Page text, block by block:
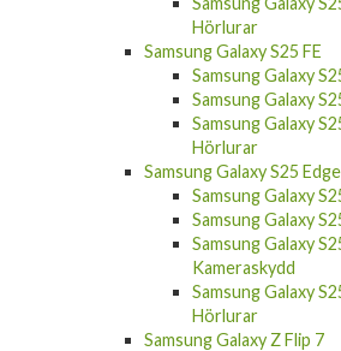
Hörlurar
Samsung Galaxy S25 FE
Samsung Galaxy
Samsung Galaxy
Samsung Galaxy
Hörlurar
Samsung Galaxy S25 Edge
Samsung Galaxy
Samsung Galaxy
Samsung Galaxy
Kameraskydd
Samsung Galaxy
Hörlurar
Samsung Galaxy Z Flip 7